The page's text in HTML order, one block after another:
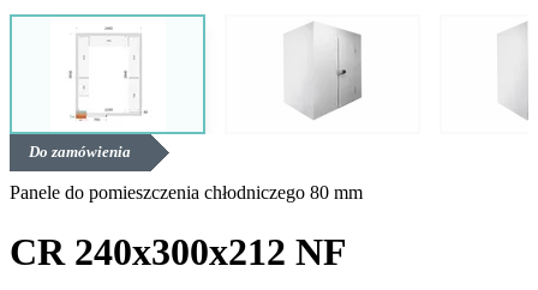
Do zamówienia
Panele do pomieszczenia chłodniczego 80 mm
CR 240x300x212 NF